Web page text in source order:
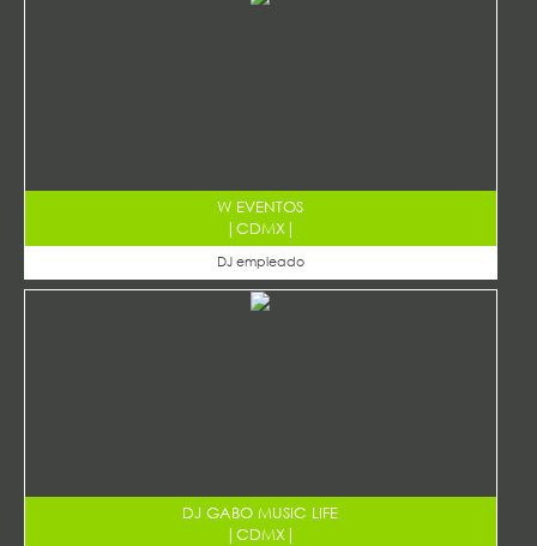
W EVENTOS
| CDMX|
DJ empleado
DJ GABO MUSIC LIFE
| CDMX|